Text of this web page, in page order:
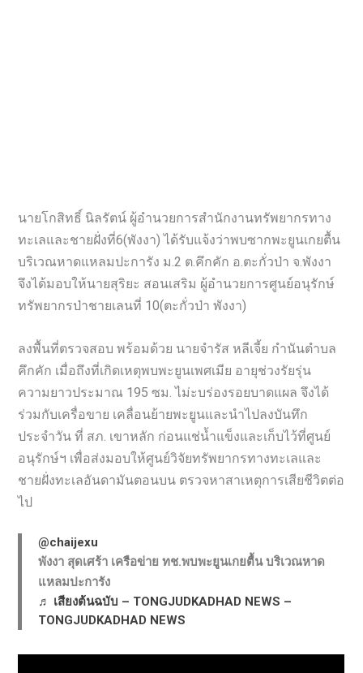
นายโกสิทธิ์ นิลรัตน์ ผู้อำนวยการสำนักงานทรัพยากรทาง
ทะเลและชายฝั่งที่6(พังงา) ได้รับแจ้งว่าพบซากพะยูนเกยตื้น
บริเวณหาดแหลมปะการัง ม.2 ต.คึกคัก อ.ตะกั่วป่า จ.พังงา
จึงได้มอบให้นายสุริยะ สอนเสริม ผู้อำนวยการศูนย์อนุรักษ์
ทรัพยากรป่าชายเลนที่ 10(ตะกั่วป่า พังงา)
ลงพื้นที่ตรวจสอบ พร้อมด้วย นายจำรัส หลีเจี้ย กำนันตำบล
คึกคัก เมื่อถึงที่เกิดเหตุพบพะยูนเพศเมีย อายุช่วงรัยรุ่น
ความยาวประมาณ 195 ซม. ไม่ะบร่องรอยบาดแผล จึงได้
ร่วมกับเครื่อขาย เคลื่อนย้ายพะยูนและนำไปลงบันทึก
ประจำวัน ที่ สภ. เขาหลัก ก่อนแช่น้ำแข็งและเก็บไว้ที่ศูนย์
อนุรักษ์ฯ เพื่อส่งมอบให้ศูนย์วิจัยทรัพยากรทางทะเลและ
ชายฝั่งทะเลอันดามันตอนบน ตรวจหาสาเหตุการเสียชีวิตต่อ
ไป
@chaijexu
พังงา สุดเศร้า เครือข่าย ทช.พบพะยูนเกยตื้น บริเวณหาด
แหลมปะการัง
♬ เสียงต้นฉบับ – TONGJUDKADHAD NEWS –
TONGJUDKADHAD NEWS